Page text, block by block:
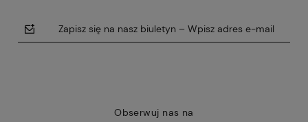
Zapisz się na nasz biuletyn – Wpisz adres e-mail
Obserwuj nas na